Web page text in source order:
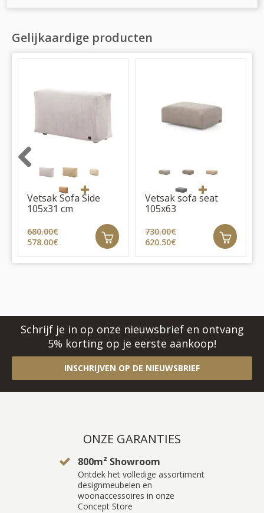
Gelijkaardige producten
Vetsak Sofa Side
105x31 cm
680.00€
578.00€
Vetsak sofa seat
105x63
730.00€
620.50€
Schrijf je in op onze nieuwsbrief en ontvang
5% korting op je eerste aankoop!
INSCHRIJVEN OP DE NIEUWSBRIEF
ONZE GARANTIES
800m² Showroom
Ontdek het volledige assortiment
designmeubelen en
woonaccessoires in onze
Concept Store